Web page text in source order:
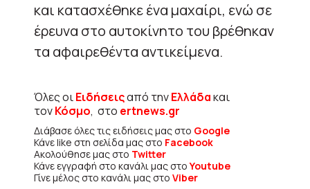
και κατασχέθηκε ένα μαχαίρι, ενώ σε
έρευνα στο αυτοκίνητο του βρέθηκαν
τα αφαιρεθέντα αντικείμενα.
Όλες οιΕιδήσειςαπό τηνΕλλάδακαι
τονΚόσμο, στο ertnews.gr
Διάβασε όλες τις ειδήσεις μας στο Google
Κάνε like στη σελίδα μας στο Facebook
Ακολούθησε μας στο Twitter
Κάνε εγγραφή στο κανάλι μας στοYoutube
Γίνε μέλος στο κανάλι μας στο Viber